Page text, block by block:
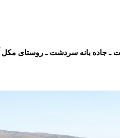
ـ جاده بانه سردشت ـ روستای مکل